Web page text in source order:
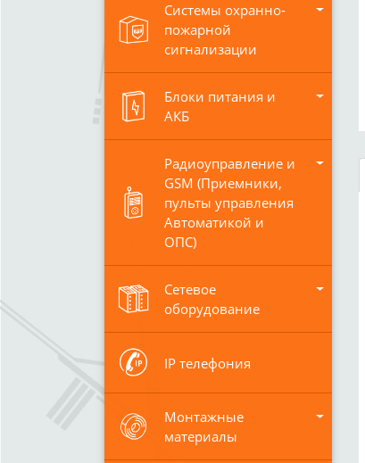
Системы охранно-
пожарной
сигнализации
Блоки питания и
АКБ
Радиоуправление и
GSM (Приемники,
пульты управления
Автоматикой и
ОПС)
Сетевое
оборудование
IP телефония
Монтажные
материалы